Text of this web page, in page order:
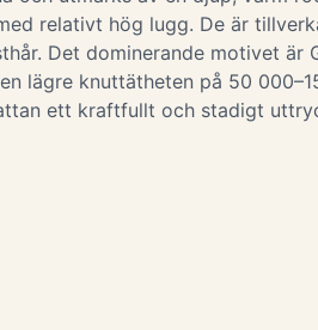
relativt hög lugg. De är
Det dominerande motivet är
lägre knuttätheten på 50
ett kraftfullt och stadigt